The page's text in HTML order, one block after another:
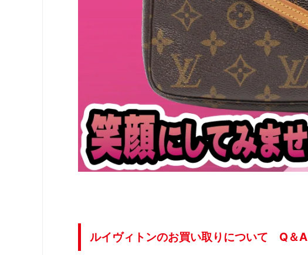
ルイヴィトンのお買い取りについて Q＆A